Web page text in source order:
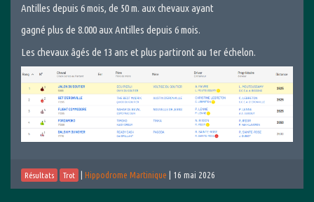
Antilles depuis 6 mois, de 50 m. aux chevaux ayant
gagné plus de 8.000 aux Antilles depuis 6 mois.
Les chevaux âgés de 13 ans et plus partiront au 1er échelon.
Résultats Trot Hippodrome Martinique 16 mai 2026